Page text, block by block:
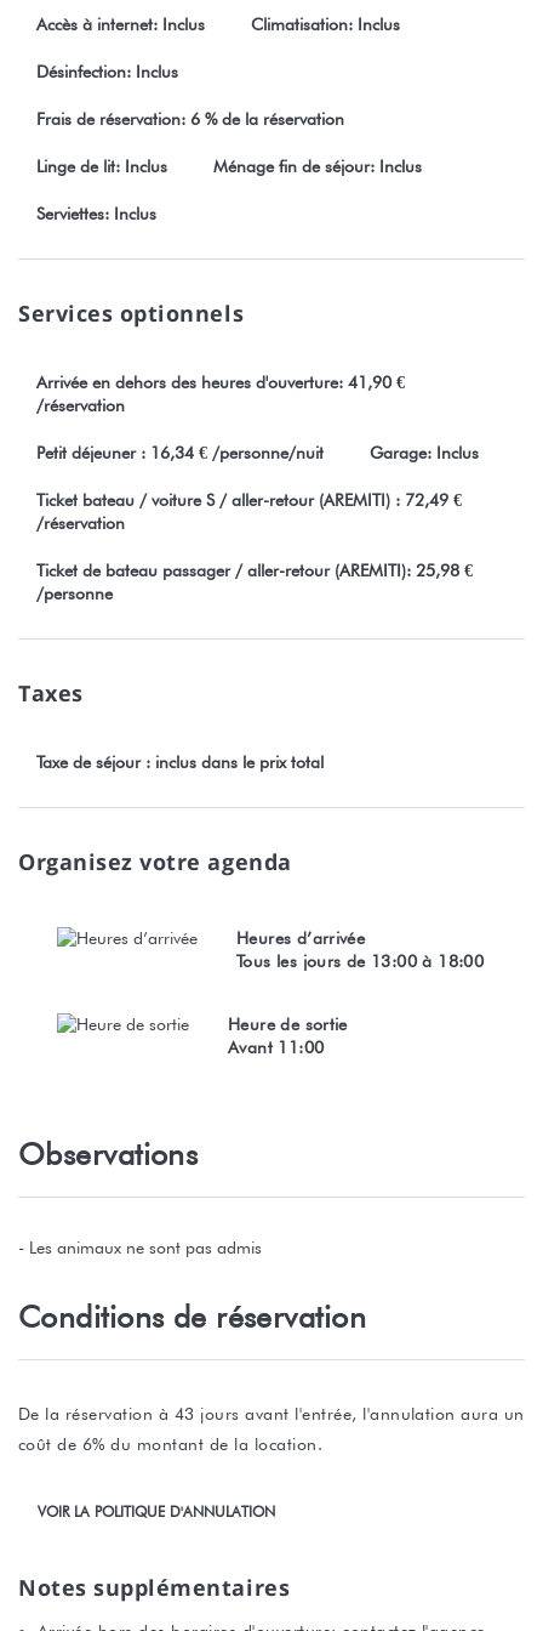
*Idéal Petite Famille ou couple
*Capacité 3 couchages
*Proche Ferry
*Internet en wifi gratuit
*Lave-Linge à disposition
* demi-pension possible ( 7000 xpf adulte et 5000 xpf enfant à
sans restriction de nos conditions générales de vente visible sur
notre site Stayinn.Vacations en cliquant sur les conditions
Accès à internet: Inclus Climatisation: Inclus
Désinfection: Inclus
Frais de réservation: 6 % de la réservation
Linge de lit: Inclus Ménage fin de séjour: Inclus
Serviettes: Inclus
Services optionnels
Arrivée en dehors des heures d'ouverture: 41,90 €
/réservation
Petit déjeuner : 16,34 € /personne/nuit Garage: Inclus
Ticket bateau / voiture S / aller-retour (AREMITI) : 72,49 €
/réservation
Ticket de bateau passager / aller-retour (AREMITI): 25,98 €
/personne
Taxes
Taxe de séjour : inclus dans le prix total
Organisez votre agenda
Heures d’arrivée
Tous les jours de 13:00 à 18:00
Heure de sortie
Avant 11:00
Observations
- Les animaux ne sont pas admis
Conditions de réservation
De la réservation à 43 jours avant l'entrée, l'annulation aura un
coût de 6% du montant de la location.
VOIR LA POLITIQUE D'ANNULATION
Notes supplémentaires